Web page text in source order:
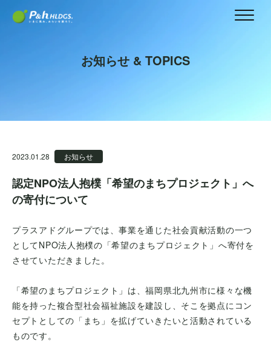
お知らせ & TOPICS
2023.01.28 お知らせ
認定NPO法人抱樸「希望のまちプロジェクト」へ
の寄付について
プラスアドグループでは、事業を通じた社会貢献活動の一つ
としてNPO法人抱樸の「希望のまちプロジェクト」へ寄付を
させていただきました。
「希望のまちプロジェクト」は、福岡県北九州市に様々な機
能を持った複合型社会福祉施設を建設し、そこを拠点にコン
セプトとしての「まち」を拡げていきたいと活動されている
ものです。